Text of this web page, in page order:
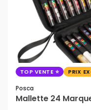
TOP VENTE PRIX
Posca
Mallette 24